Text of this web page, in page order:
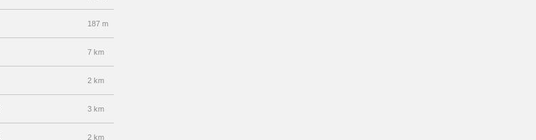
187 m
7 km
2 km
3 km
2 km